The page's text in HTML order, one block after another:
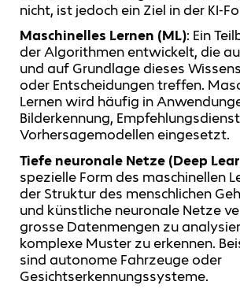
nicht, ist jedoch ein Ziel in der KI-
Maschinelles Lernen (ML): Ein
der Algorithmen entwickelt, die
und auf Grundlage dieses
oder Entscheidungen treffen.
Lernen wird häufig in
Bilderkennung,
Vorhersagemodellen eingesetzt.
Tiefe neuronale Netze (Deep
spezielle Form des maschinellen
der Struktur des menschlichen
und künstliche neuronale Netze
grosse Datenmengen zu
komplexe Muster zu erkennen.
sind autonome Fahrzeuge oder
Gesichtserkennungssysteme.